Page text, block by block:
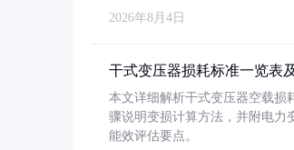
2026年8月4日
干式变压器损耗标准一览表
本文详细解析干式变压器空载损
骤说明变损计算方法，并附电力
能效评估要点。